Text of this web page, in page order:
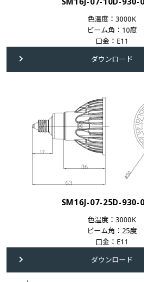
色温度：3000K
ビーム角：10度
口金：E11
ダウンロード
SM16J-07-25D-930-
色温度：3000K
ビーム角：25度
口金：E11
ダウンロード